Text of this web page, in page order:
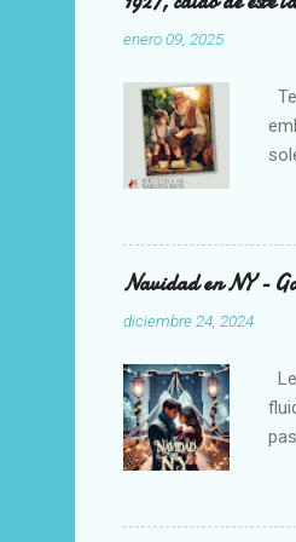
enero 09, 2025
he
Navidad en NY -
diciembre 24, 2024